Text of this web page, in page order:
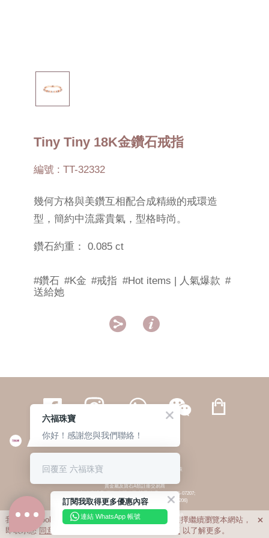
Tiny Tiny 18K金鑽石戒指
編號 : TT-32332
幾何方格與美鑽互相配合成精緻的戒環造
型，簡約中流露貴氣，型格時尚。
鑽石約重： 0.085 ct
#鑽石 #K金 #戒指 #Hot items | 人氣爆款 #
送給她
 
繁體 | 簡体
© 六福集團 版權所有 不得轉載 私隱政策
貴金屬及寶石A類註冊交易商
(六福企業禮品(國際)有限公司-註冊號碼:A-B-24-05-07207;
六福電子商貿有限公司-註冊號碼:A-B-24-05-07206)
貴金屬及寶石B類註冊交易商
(六福集團有限公司-註冊號碼:B-B-24-05-07258;
六福珠寶金行(香港)有限公司-註冊號碼:B-B-24-05-07259)
我們利用cookies為您提供最佳的瀏覽體驗。若您選擇繼續瀏覽本網站，
即表示您 同意 私隱政策 以了解更多。

訂閱我取得更多優惠內容
連結 WhatsApp 帳號
六福珠寶
你好！感謝您與我們聯絡！
回覆至 六福珠寶